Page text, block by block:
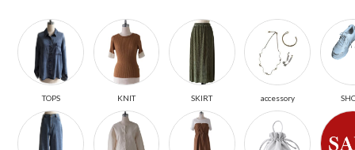
TOPS KNIT SKIRT accessory